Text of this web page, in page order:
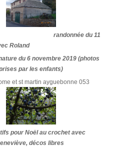
randonnée du 11
Roland
du 6 novembre 2019 (photos
par les enfants)
pour Noël au crochet avec
décos libres